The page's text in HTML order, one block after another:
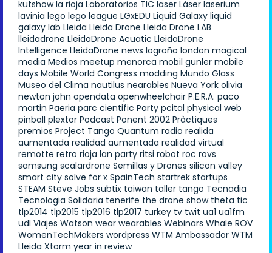
kutshow la rioja Laboratorios TIC laser Láser laserium
lavinia lego lego league LGxEDU Liquid Galaxy liquid
galaxy lab Lleida Lleida Drone Lleida Drone LAB
lleidadrone LleidaDrone Acuatic LleidaDrone
Intelligence LleidaDrone news logroño london magical
media Medios meetup menorca mobil gunler mobile
days Mobile World Congress modding Mundo Glass
Museo del Clima nautilus nearables Nueva York olivia
newton john opendata openwheelchair P.E.R.A. paco
martin Paeria parc cientific Party pcital physical web
pinball plextor Podcast Ponent 2002 Pràctiques
premios Project Tango Quantum radio realida
aumentada realidad aumentada realidad virtual
remotte retro rioja lan party ritsi robot roc rovs
samsung scalardrone Semillas y Drones silicon valley
smart city solve for x SpainTech startrek startups
STEAM Steve Jobs subtix taiwan taller tango Tecnadia
Tecnologia Solidaria tenerife the drone show theta tic
tlp2014 tlp2015 tlp2016 tlp2017 turkey tv twit ua1 ua1fm
udl Viajes Watson wear wearables Webinars Whale ROV
WomenTechMakers wordpress WTM Ambassador WTM
Lleida Xtorm year in review